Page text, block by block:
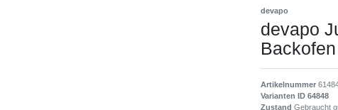
devapo
devapo
Artikelnummer
Varianten ID 64848
Zustand Gebraucht